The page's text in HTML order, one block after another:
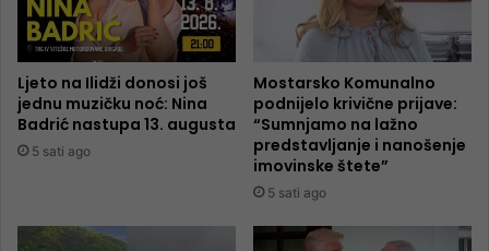
Ljeto na Ilidži donosi još
jednu muzičku noć: Nina
Badrić nastupa 13. augusta
5 sati ago
Mostarsko Komunalno
podnijelo krivične prijave:
“Sumnjamo na lažno
predstavljanje i nanošenje
imovinske štete”
5 sati ago